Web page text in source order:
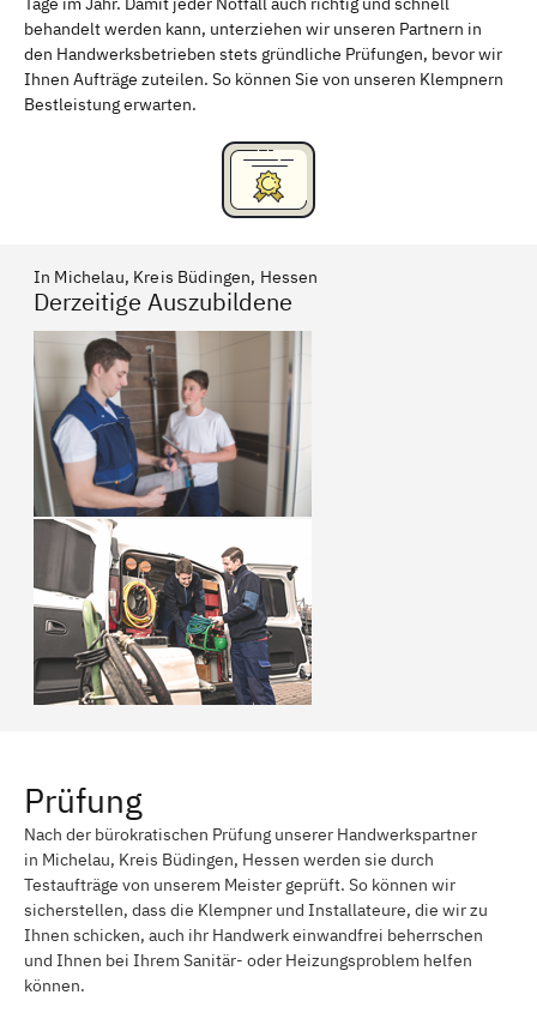
behandelt werden kann, unterziehen wir unseren Partnern in
den Handwerksbetrieben stets gründliche Prüfungen, bevor wir
Ihnen Aufträge zuteilen. So können Sie von unseren Klempnern
Bestleistung erwarten.
In Michelau, Kreis Büdingen, Hessen
Derzeitige Auszubildene
Prüfung
Nach der bürokratischen Prüfung unserer Handwerkspartner
in Michelau, Kreis Büdingen, Hessen werden sie durch
Testaufträge von unserem Meister geprüft. So können wir
sicherstellen, dass die Klempner und Installateure, die wir zu
Ihnen schicken, auch ihr Handwerk einwandfrei beherrschen
und Ihnen bei Ihrem Sanitär- oder Heizungsproblem helfen
können.